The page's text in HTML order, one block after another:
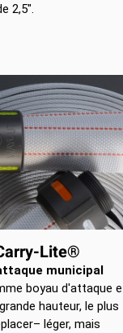
2,5″.
Lite®
municipal
boyau d'attaque
hauteur, le plus
léger, mais